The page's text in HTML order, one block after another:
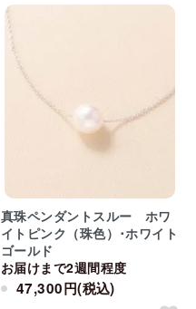
真珠ペンダントスルー ホワ
イトピンク（珠色）･ホワイト
ゴールド
お届けまで2週間程度
47,300円(税込)